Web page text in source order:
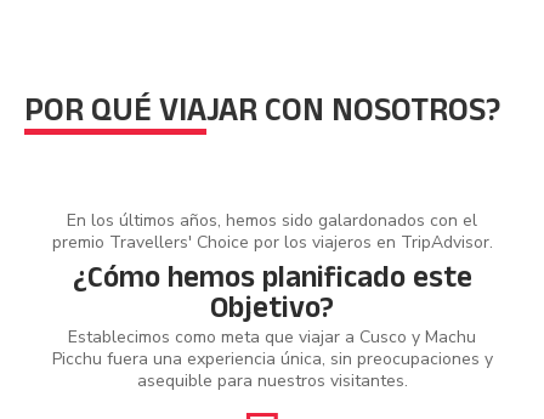
POR QUÉ VIAJAR CON NOSOTROS?
En los últimos años, hemos sido galardonados con el
premio Travellers' Choice por los viajeros en TripAdvisor.
¿Cómo hemos planificado este
Objetivo?
Establecimos como meta que viajar a Cusco y Machu
Picchu fuera una experiencia única, sin preocupaciones y
asequible para nuestros visitantes.